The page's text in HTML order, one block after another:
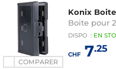
COMPARER
Konix
Boite pour
DISPO : EN
CHF7.25